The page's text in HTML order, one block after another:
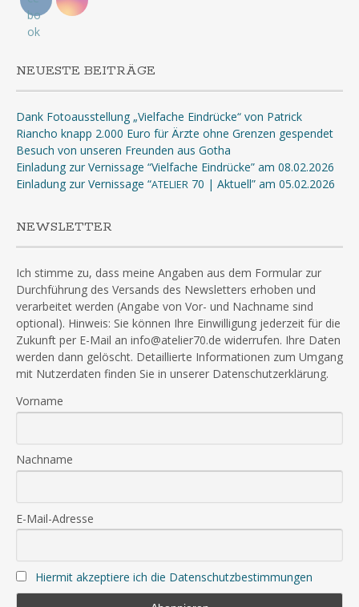
NEUESTE BEITRÄGE
Dank Fotoausstellung „Vielfache Eindrücke“ von Patrick
Riancho knapp 2.000 Euro für Ärzte ohne Grenzen gespendet
Besuch von unseren Freunden aus Gotha
Einladung zur Vernissage “Vielfache Eindrücke” am 08.02.2026
Einladung zur Vernissage “ATELIER 70 | Aktuell” am 05.02.2026
NEWSLETTER
Ich stimme zu, dass meine Angaben aus dem Formular zur
Durchführung des Versands des Newsletters erhoben und
verarbeitet werden (Angabe von Vor- und Nachname sind
optional). Hinweis: Sie können Ihre Einwilligung jederzeit für die
Zukunft per E-Mail an info@atelier70.de widerrufen. Ihre Daten
werden dann gelöscht. Detaillierte Informationen zum Umgang
mit Nutzerdaten finden Sie in unserer Datenschutzerklärung.
Vorname
Nachname
E-Mail-Adresse
Hiermit akzeptiere ich die Datenschutzbestimmungen